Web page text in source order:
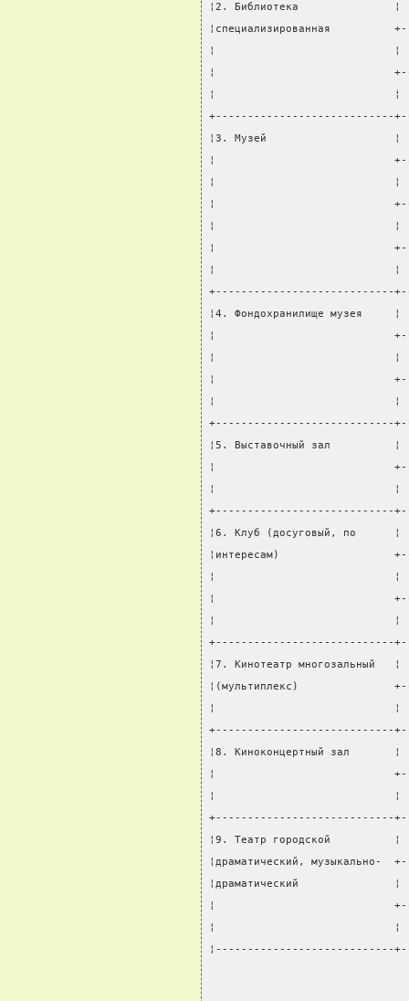
¦2. Библиотека
¦специализированная
¦                            ¦
¦
¦                            ¦
+----------------------------
¦3. Музей                    ¦
¦
¦                            ¦
¦
¦                            ¦
¦
¦                            ¦
+----------------------------
¦4. Фондохранилище музея
¦
¦                            ¦
¦
¦                            ¦
+----------------------------
¦5. Выставочный зал
¦
¦                            ¦
+----------------------------
¦6. Клуб (досуговый, по
¦интересам)
¦                            ¦
¦
¦                            ¦
+----------------------------
¦7. Кинотеатр
¦(мультиплекс)
¦                            ¦
+----------------------------
¦8. Киноконцертный зал
¦
¦                            ¦
+----------------------------
¦9. Театр городской
¦драматический,
¦драматический
¦
¦                            ¦
¦----------------------------